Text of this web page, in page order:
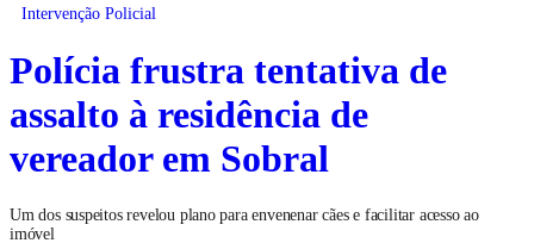
Intervenção Policial
Polícia frustra tentativa de
assalto à residência de
vereador em Sobral
Um dos suspeitos revelou plano para envenenar cães e facilitar acesso ao
imóvel